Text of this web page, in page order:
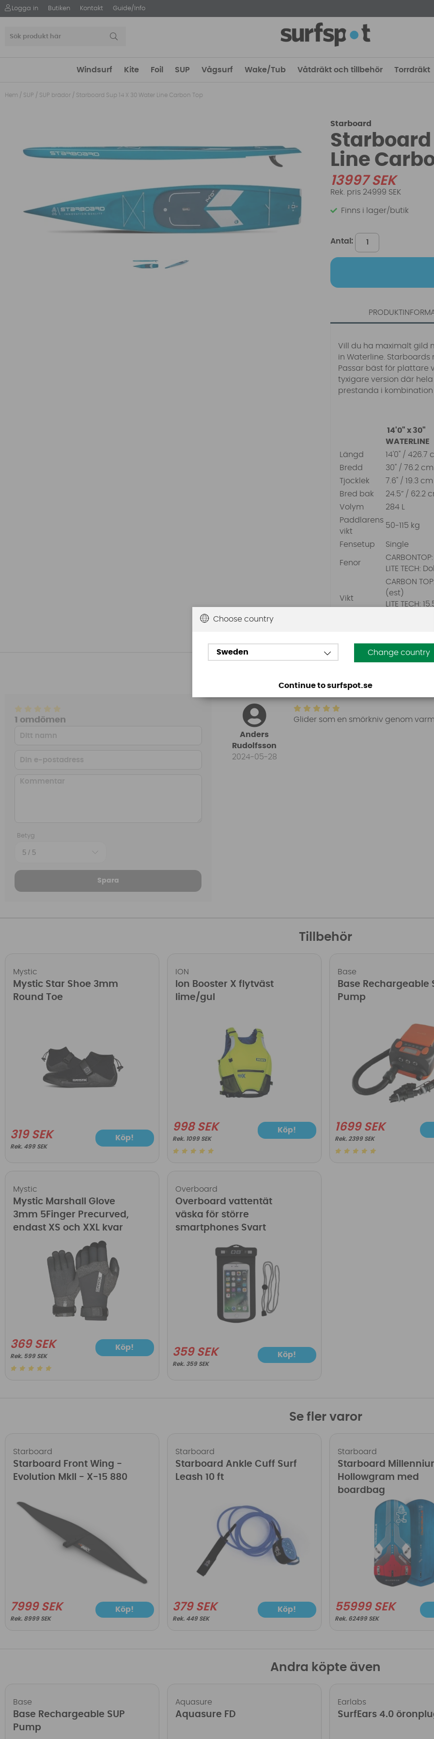
Logga in Butiken Kontakt Guide/Info
Windsurf Kite Foil SUP Vågsurf Wake/Tub Våtdräkt och tillbehör Torrdräkt
Hem / SUP / SUP brädor / Starboard Sup 14 X 30 Water Line Carbon Top
Starboard
Starboard
Line
13997SEK
24999 SEK
Finns i lager/butik
Antal:
Vill du ha maximalt gild
in Waterline.
Passar bäst för plattare
tyxigare version där
prestanda i
14'0" x 30"
WATERLINE
Längd
14'0" / 426.7
Bredd
30" / 76.2 cm
Tjocklek
7.6" / 19.3 cm
Bred bak
24.5” / 62.2
Volym
284 L
Paddlarens
vikt
50-115 kg
Fensetup Single
Fenor
LITE TECH:
Vikt
CARBON
(est)
LITE TECH:
1 omdömen
Betyg
Spara
Anders
Rudolfsson
2024-05-28
Glider som en smörkniv genom
Tillbehör
Mystic
Mystic Star Shoe 3mm
Round Toe
319 SEK
499 SEK
Köp!
ION
Ion Booster X flytväst
lime/gul
998 SEK
1099 SEK
Köp!
Base
Base Rechargeable
Pump
1699 SEK
2399 SEK
Mystic
Mystic Marshall Glove
3mm 5Finger Precurved,
endast XS och XXL kvar
369 SEK
599 SEK
Köp!
Overboard
Overboard vattentät
väska för större
smartphones Svart
359 SEK
359 SEK
Köp!
Se fler varor
Starboard
Starboard Front Wing -
Evolution MkII - X-15 880
7999 SEK
8999 SEK
Köp!
Starboard
Starboard Ankle Cuff Surf
Leash 10 ft
379 SEK
449 SEK
Köp!
Starboard
Starboard
Hollowgram med
boardbag
55999 SEK
62499 SEK
Andra köpte även
Base
Base Rechargeable SUP
Pump
Aquasure
Aquasure FD
Earlabs
SurfEars 4.0
Choose country
Sweden Change country
Continue to surfspot.se